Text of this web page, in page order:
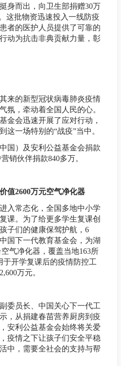
身而出，向卫生部捐赠30万
这批物资迅速投入一线防疫
者的医护人员提供了可靠的
动为抗击非典贡献力量，彰
来的新型冠状病毒肺炎疫情
氛，牵动着全国人民的心。
金会迅速开展了应对行动，
这一场特别的“战疫”当中。
国）及安利公益基金会捐款
销伙伴捐款840多万。
值2600万元空气净化器
入常态化，全国多地中小学
课。为了给更多学生复课创
子们的健康保驾护航，6
国下一代教育基金会，为湖
气净化器，覆盖当地163所
开学复课后的疫情防控工
万元。
委员长、中国关心下一代工
，从捐建春苗营养厨房到疫
安利公益基金会始终将关爱
疫情之下让孩子们安全平稳
中，需要全社会的支持与帮